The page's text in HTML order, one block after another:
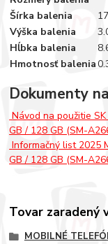
Šírka balenia
Výška balenia
Hĺbka balenia
Hmotnosť balenia
Dokumenty
Návod na použitie
GB / 128 GB (SM-
Informačný list 2025
GB / 128 GB (SM-
Tovar zaradený
MOBILNÉ